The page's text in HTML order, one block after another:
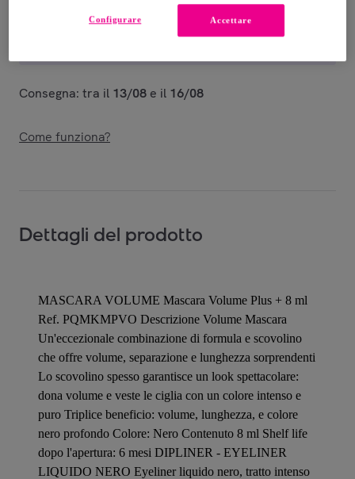
Consegna da5,99 €
Consegna: tra il 13/08 e il 16/08
Come funziona?
Dettagli del prodotto
MASCARA VOLUME Mascara Volume Plus + 8 ml
Ref. PQMKMPVO Descrizione Volume Mascara
Un'eccezionale combinazione di formula e scovolino
che offre volume, separazione e lunghezza sorprendenti
Lo scovolino spesso garantisce un look spettacolare:
dona volume e veste le ciglia con un colore intenso e
puro Triplice beneficio: volume, lunghezza, e colore
nero profondo Colore: Nero Contenuto 8 ml Shelf life
dopo l'apertura: 6 mesi DIPLINER - EYELINER
LIQUIDO NERO Eyeliner liquido nero, tratto intenso
Accettare
Configurare